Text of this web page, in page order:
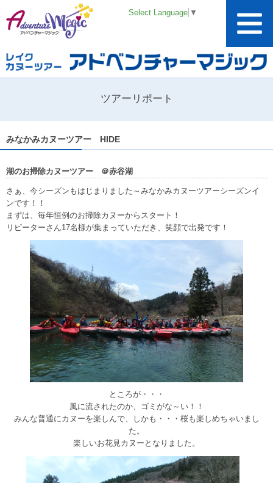
Select Language ▼
ツアーリポート
みなかみカヌーツアー HIDE
湖のお掃除カヌーツアー ＠赤谷湖
さぁ、今シーズンもはじまりました～みなかみカヌーツアーシーズンイ
ンです！！
まずは、毎年恒例のお掃除カヌーからスタート！
リピーターさん17名様が集まっていただき、笑顔で出発です！
ところが・・・
風に流されたのか、ゴミがな～い！！
みんな普通にカヌーを楽しんで、しかも・・・桜も楽しめちゃいまし
た。
楽しいお花見カヌーとなりました。